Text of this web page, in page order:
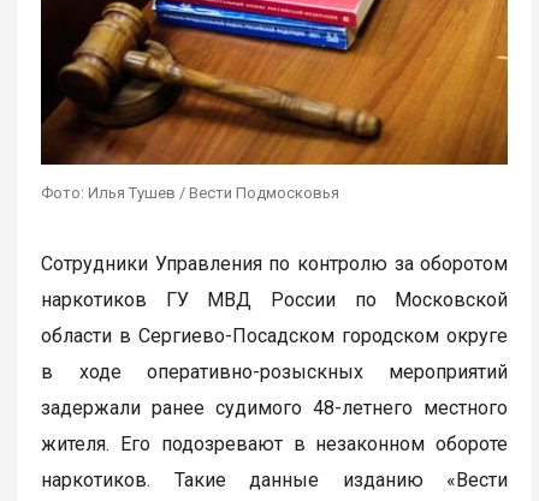
Фото: Илья Тушев / Вести Подмосковья
Сотрудники Управления по контролю за оборотом
наркотиков ГУ МВД России по Московской
области в Сергиево-Посадском городском округе
в ходе оперативно-розыскных мероприятий
задержали ранее судимого 48-летнего местного
жителя. Его подозревают в незаконном обороте
наркотиков. Такие данные изданию «Вести